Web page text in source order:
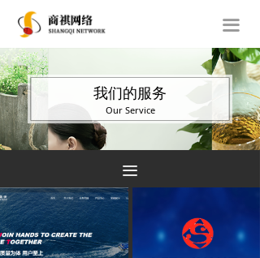
끀
首页
关于我们
网站建设
经典案例
联系我们
我们的服务
Our Service
끀